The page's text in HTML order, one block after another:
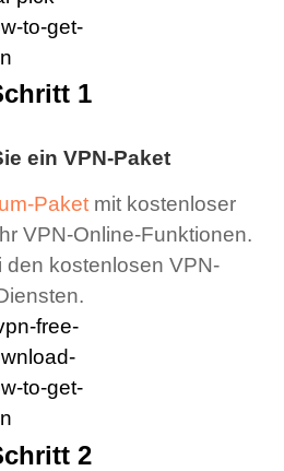
ein VPN-Paket
Paketmit kostenloser
VPN-Online-Funktionen.
den kostenlosen VPN-
1
2